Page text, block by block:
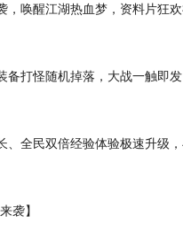
唤醒江湖热血梦，资料片狂欢
打怪随机掉落，大战一触即发
全民双倍经验体验极速升级
袭】